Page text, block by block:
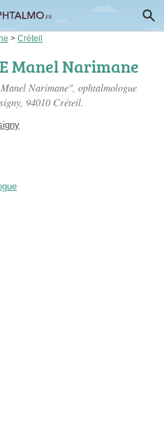
> Créteil
Manel Narimane
Narimane", ophtalmologue
, 94010 Créteil.